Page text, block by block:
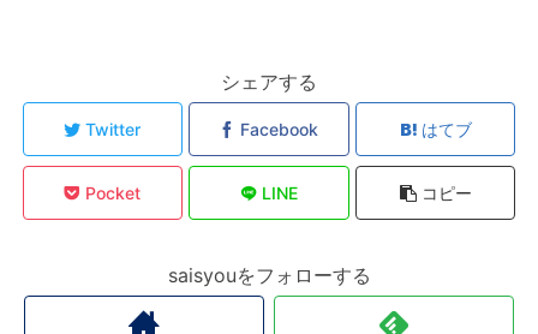
シェアする
Twitter Facebook はてブ
Pocket LINE コピー
saisyouをフォローする